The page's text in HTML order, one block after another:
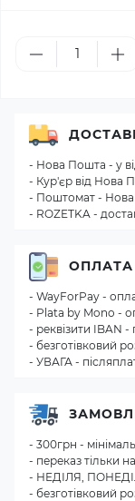
- Нова Пошта - у
- Кур'єр від Нова
- Поштомат -
- ROZETKA -
ОПЛАТА
- WayForPay -
- Plata by Mono -
- реквізити IBAN -
- безготівковий
- УВАГА -
- 300грн -
- переказ тільки
- НЕДІЛЯ,
- безготівковий